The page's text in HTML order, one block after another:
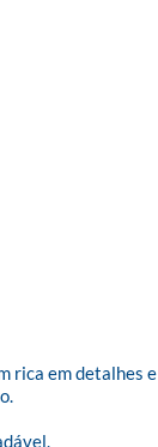
rica em detalhes